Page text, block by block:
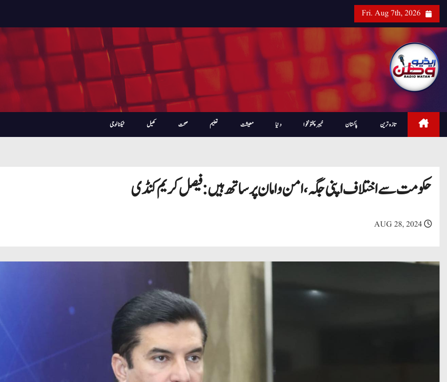
i
Fri. Aug 7th, 2026
تازہ ترین پاکستان خیبرپختونخوا دنیا معیشت تعلیم صحت کھیل ٹیکنالوجی
حکومت سے اختلاف اپنی جگہ، امن و امان پر ساتھ ہیں: فیصل کریم کنڈی